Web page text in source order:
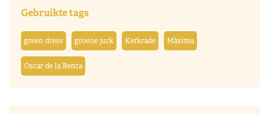
Gebruikte tags
green dress groene jurk Kerkrade Máxima
Oscar de la Renta